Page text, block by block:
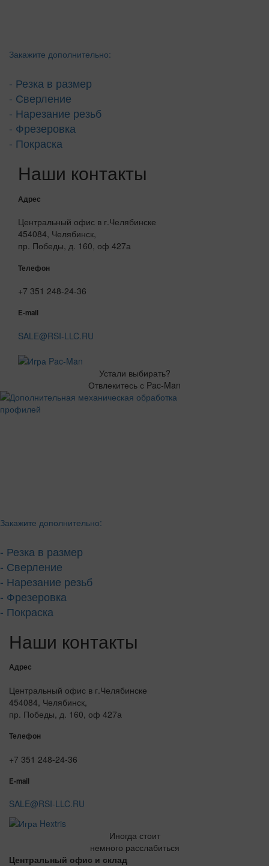
Закажите дополнительно:
- Резка в размер
- Сверление
- Нарезание резьб
- Фрезеровка
- Покраска
Наши контакты
Адрес
Центральный офис в г.Челябинске
454084, Челябинск,
пр. Победы, д. 160, оф 427а
Телефон
+7 351 248-24-36
E-mail
SALE@RSI-LLC.RU
Устали выбирать?
Отвлекитесь с Pac-Man
Закажите дополнительно:
- Резка в размер
- Сверление
- Нарезание резьб
- Фрезеровка
- Покраска
Наши контакты
Адрес
Центральный офис в г.Челябинске
454084, Челябинск,
пр. Победы, д. 160, оф 427а
Телефон
+7 351 248-24-36
E-mail
SALE@RSI-LLC.RU
Иногда стоит
немного расслабиться
Центральный офис и склад